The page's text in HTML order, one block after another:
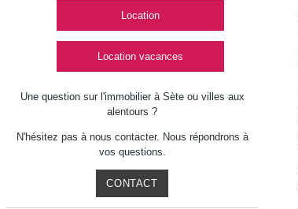
Location
Location vacances
Une question sur l'immobilier à Sète ou villes aux
alentours ?
N'hésitez pas à nous contacter. Nous répondrons à
vos questions.
CONTACT